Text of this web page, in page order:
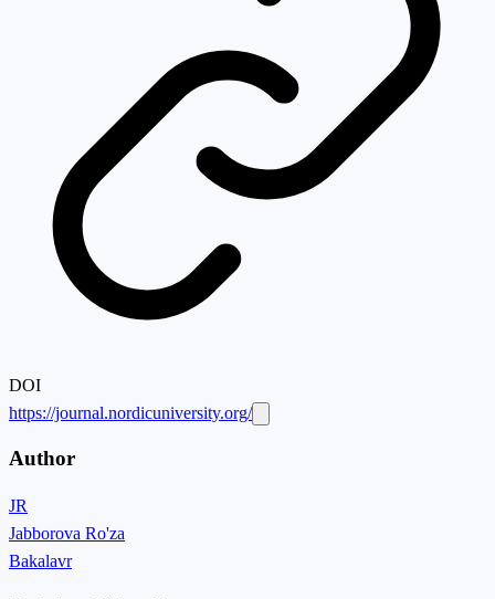
DOI
https://journal.nordicuniversity.org/
Author
JR
Jabborova Ro'za
Bakalavr